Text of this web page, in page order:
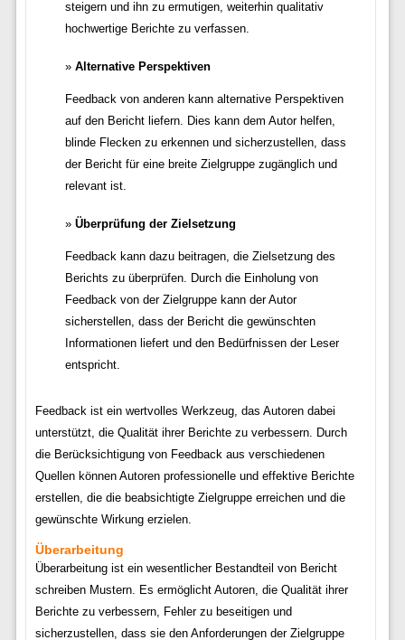
steigern und ihn zu ermutigen, weiterhin qualitativ
hochwertige Berichte zu verfassen.
Alternative Perspektiven
Feedback von anderen kann alternative Perspektiven
auf den Bericht liefern. Dies kann dem Autor helfen,
blinde Flecken zu erkennen und sicherzustellen, dass
der Bericht für eine breite Zielgruppe zugänglich und
relevant ist.
Überprüfung der Zielsetzung
Feedback kann dazu beitragen, die Zielsetzung des
Berichts zu überprüfen. Durch die Einholung von
Feedback von der Zielgruppe kann der Autor
sicherstellen, dass der Bericht die gewünschten
Informationen liefert und den Bedürfnissen der Leser
entspricht.
Feedback ist ein wertvolles Werkzeug, das Autoren dabei
unterstützt, die Qualität ihrer Berichte zu verbessern. Durch
die Berücksichtigung von Feedback aus verschiedenen
Quellen können Autoren professionelle und effektive Berichte
erstellen, die die beabsichtigte Zielgruppe erreichen und die
gewünschte Wirkung erzielen.
Überarbeitung
Überarbeitung ist ein wesentlicher Bestandteil von Bericht
schreiben Mustern. Es ermöglicht Autoren, die Qualität ihrer
Berichte zu verbessern, Fehler zu beseitigen und
sicherzustellen, dass sie den Anforderungen der Zielgruppe